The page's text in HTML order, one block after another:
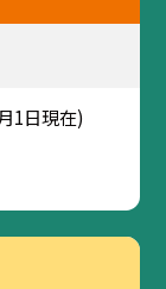
1日現在)